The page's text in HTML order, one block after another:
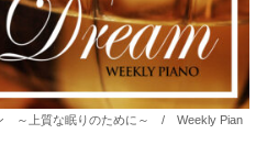
～上質な眠りのために～ / Weekly Pian